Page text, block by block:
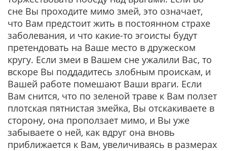
сне Вы проходите мимо змей, это означает,
что Вам предстоит жить в постоянном страхе
заболевания, и что какие-то эгоисты будут
претендовать на Ваше место в дружеском
кругу. Если змеи в Вашем сне ужалили Вас, то
вскоре Вы поддадитесь злобным проискам, и
Вашей работе помешают Ваши враги. Если
Вам снится, что по зеленой траве к Вам ползет
плотская пятнистая змейка, Вы отскакиваете в
сторону, она проползает мимо, и Вы уже
забываете о ней, как вдруг она вновь
приближается к Вам, увеличиваясь в размерах